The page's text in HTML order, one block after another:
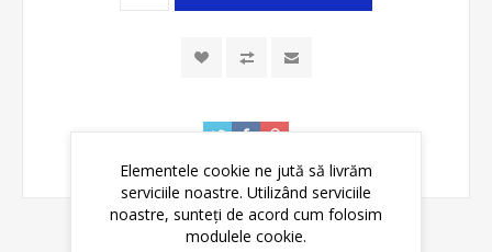
Elementele cookie ne jută să livrăm
serviciile noastre. Utilizând serviciile
noastre, sunteți de acord cum folosim
modulele cookie.